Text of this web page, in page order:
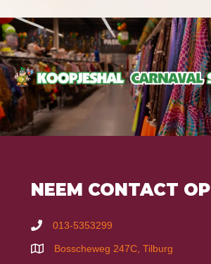
NEEM CONTACT OP
013-5353299
Bosscheweg 247C, Tilburg